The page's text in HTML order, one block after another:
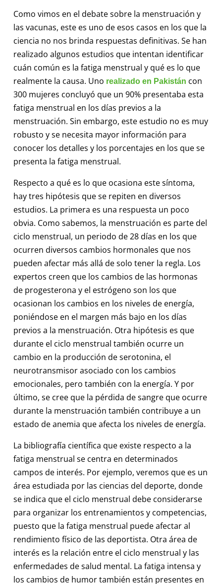
Como vimos en el debate sobre la menstruación y
las vacunas, este es uno de esos casos en los que la
ciencia no nos brinda respuestas definitivas. Se han
realizado algunos estudios que intentan identificar
cuán común es la fatiga menstrual y qué es lo que
realmente la causa. Uno realizado en Pakistán con
300 mujeres concluyó que un 90% presentaba esta
fatiga menstrual en los días previos a la
menstruación. Sin embargo, este estudio no es muy
robusto y se necesita mayor información para
conocer los detalles y los porcentajes en los que se
presenta la fatiga menstrual.
Respecto a qué es lo que ocasiona este síntoma,
hay tres hipótesis que se repiten en diversos
estudios. La primera es una respuesta un poco
obvia. Como sabemos, la menstruación es parte del
ciclo menstrual, un periodo de 28 días en los que
ocurren diversos cambios hormonales que nos
pueden afectar más allá de solo tener la regla. Los
expertos creen que los cambios de las hormonas
de progesterona y el estrógeno son los que
ocasionan los cambios en los niveles de energía,
poniéndose en el margen más bajo en los días
previos a la menstruación. Otra hipótesis es que
durante el ciclo menstrual también ocurre un
cambio en la producción de serotonina, el
neurotransmisor asociado con los cambios
emocionales, pero también con la energía. Y por
último, se cree que la pérdida de sangre que ocurre
durante la menstruación también contribuye a un
estado de anemia que afecta los niveles de energía.
La bibliografía científica que existe respecto a la
fatiga menstrual se centra en determinados
campos de interés. Por ejemplo, veremos que es un
área estudiada por las ciencias del deporte, donde
se indica que el ciclo menstrual debe considerarse
para organizar los entrenamientos y competencias,
puesto que la fatiga menstrual puede afectar al
rendimiento físico de las deportista. Otra área de
interés es la relación entre el ciclo menstrual y las
enfermedades de salud mental. La fatiga intensa y
los cambios de humor también están presentes en